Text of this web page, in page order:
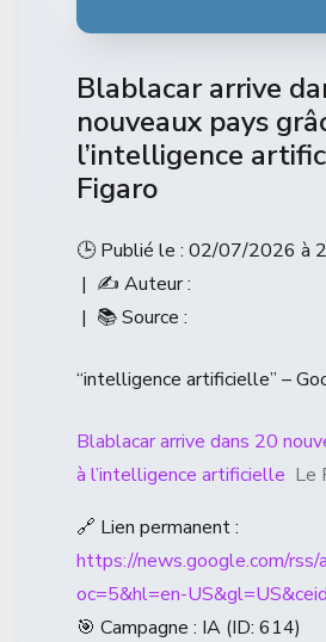
Blablacar arrive
nouveaux pays
l’intelligence
Figaro
🕒 Publié le : 02/07/2026 à
| ✍️ Auteur :
| 📚 Source :
“intelligence artificielle” –
Blablacar arrive dans 20
à l’intelligence artificielle Le
🔗 Lien permanent :
https://news.google.com/
oc=5&hl=en-
🎯 Campagne : IA (ID: 614)